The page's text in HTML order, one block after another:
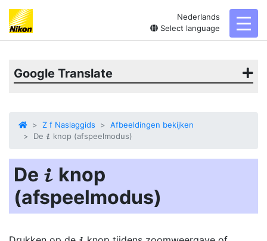
Nederlands
Select language
Google Translate
Z f Naslaggids
Afbeeldingen bekijken
De i knop (afspeelmodus)
De i knop
(afspeelmodus)